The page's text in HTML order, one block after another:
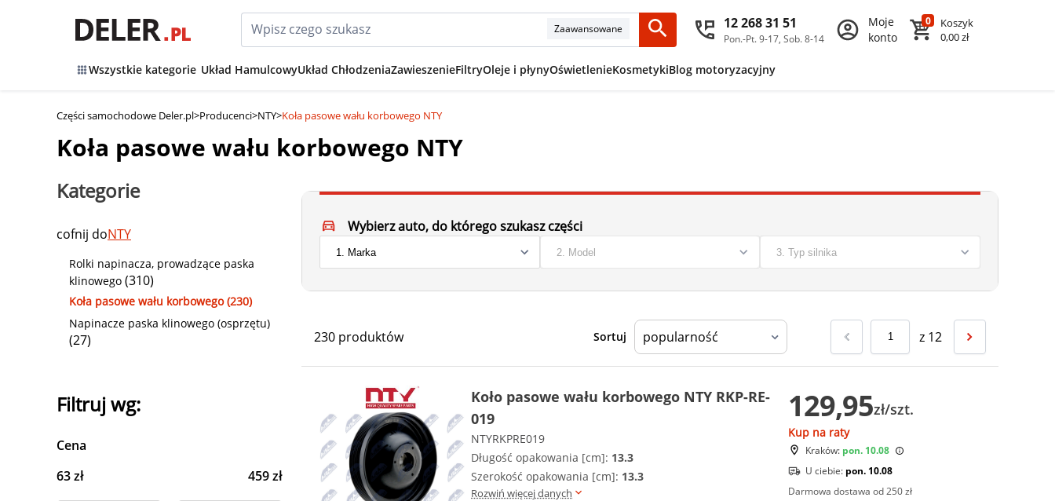
Zaawansowane 12 268 31 51
Pon.-Pt. 9-17, Sob. 8-14
Moje
konto
0
Koszyk
0,00 zł
Wszystkie kategorie Układ HamulcowyUkład ChłodzeniaZawieszenieFiltryOleje i płynyOświetlenieKosmetykiBlog motoryzacyjny
Części samochodowe Deler.pl>Producenci>NTY>Koła pasowe wału korbowego NTY
Koła pasowe wału korbowego NTY
Kategorie
cofnij doNTY
Rolki napinacza, prowadzące paska
klinowego (310)
Koła pasowe wału korbowego (230)
Napinacze paska klinowego (osprzętu)
(27)
Filtruj wg:
Cena
63 zł
459 zł
Wybierz auto, do którego szukasz części
230 produktów Sortuj z 12
Koło pasowe wału korbowego NTY RKP-RE-
019
NTYRKPRE019
Długość opakowania [cm]: 13.3
Szerokość opakowania [cm]: 13.3
Rozwiń więcej danych
129,95zł/szt.
Kup na raty
Kraków: pon. 10.08
U ciebie: pon. 10.08
Darmowa dostawa od 250 zł